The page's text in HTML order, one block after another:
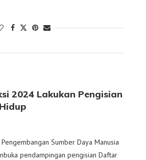
2024 Lakukan Pengisian
Sumber Daya Manusia
pendampingan pengisian Daftar